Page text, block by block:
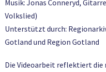
Musik: Jonas Conneryd,
Volkslied)
Unterstützt durch:
Gotland und Region Gotland
Die Videoarbeit reflektiert die